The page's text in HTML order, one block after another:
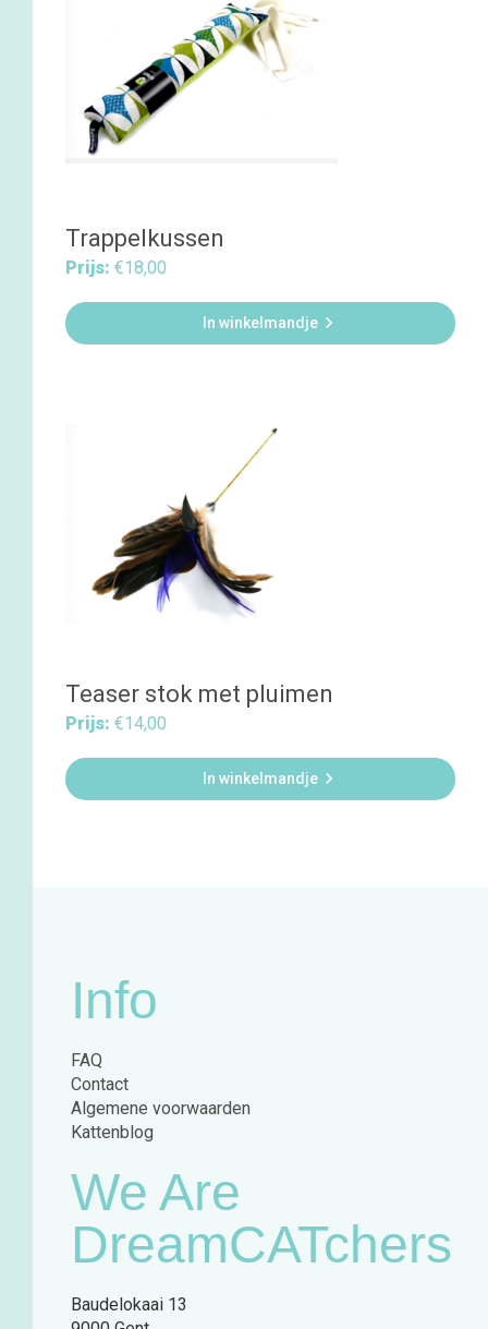
Trappelkussen
Prijs: €18,00
In winkelmandje 
Teaser stok met pluimen
Prijs: €14,00
In winkelmandje 
Info
FAQ
Contact
Algemene voorwaarden
Kattenblog
We Are
DreamCATchers
Baudelokaai 13